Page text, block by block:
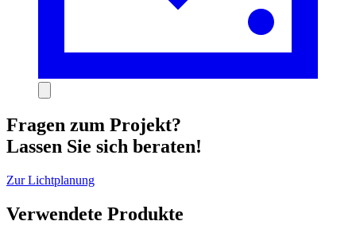
Fragen zum Projekt?
Lassen Sie sich beraten!
Zur Lichtplanung
Verwendete Produkte